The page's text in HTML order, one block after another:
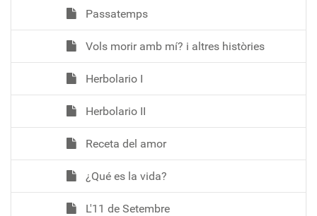
Passatemps
Vols morir amb mí? i altres històries
Herbolario I
Herbolario II
Receta del amor
¿Qué es la vida?
L'11 de Setembre